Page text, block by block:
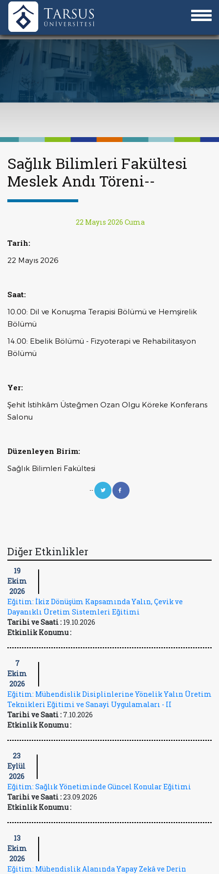
Sağlık Bilimleri Fakültesi
Meslek Andı Töreni--
22 Mayıs 2026 Cuma
Tarih:
22 Mayıs 2026
Saat:
10.00: Dil ve Konuşma Terapisi Bölümü ve Hemşirelik
Bölümü
14.00: Ebelik Bölümü - Fizyoterapi ve Rehabilitasyon
Bölümü
Yer:
Şehit İstihkâm Üsteğmen Ozan Olgu Köreke Konferans
Salonu
Düzenleyen Birim:
Sağlık Bilimleri Fakültesi
--
Diğer Etkinlikler
19
Ekim
2026
Eğitim: İkiz Dönüşüm Kapsamında Yalın, Çevik ve
Dayanıklı Üretim Sistemleri Eğitimi
Tarihi ve Saati : 19.10.2026
Etkinlik Konumu :
7
Ekim
2026
Eğitim: Mühendislik Disiplinlerine Yönelik Yalın Üretim
Teknikleri Eğitimi ve Sanayi Uygulamaları - II
Tarihi ve Saati : 7.10.2026
Etkinlik Konumu :
23
Eylül
2026
Eğitim: Sağlık Yönetiminde Güncel Konular Eğitimi
Tarihi ve Saati :23.09.2026
Etkinlik Konumu :
13
Ekim
2026
Eğitim: Mühendislik Alanında Yapay Zekâ ve Derin